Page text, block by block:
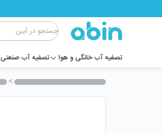
تصفیه آب خانگی و هوا تصفیه آب صنعتی
>